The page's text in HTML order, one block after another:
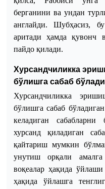
берганини ва ундан
англайди.Шубҳасиз, бу
аритади
ҳамда қувонч
пайдо қилади.
Хурсандчиликка
бўлишга сабаб
Хурсандчиликка
бўлишга сабаб
келадиган
хурсанд қиладиган
қайтариш мумкин
унутиш орқали
воқеалар ҳақида
ҳақида ўйлашга